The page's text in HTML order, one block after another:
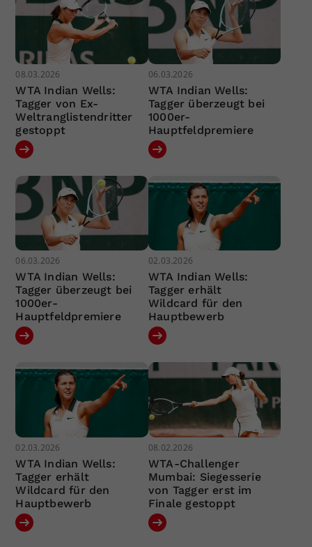
08.03.2026
WTA Indian Wells:
Tagger von Ex-
Weltranglistendritter
gestoppt
06.03.2026
WTA Indian Wells:
Tagger überzeugt bei
1000er-
Hauptfeldpremiere
06.03.2026
WTA Indian Wells:
Tagger überzeugt bei
1000er-
Hauptfeldpremiere
02.03.2026
WTA Indian Wells:
Tagger erhält
Wildcard für den
Hauptbewerb
02.03.2026
WTA Indian Wells:
Tagger erhält
Wildcard für den
Hauptbewerb
08.02.2026
WTA-Challenger
Mumbai: Siegesserie
von Tagger erst im
Finale gestoppt